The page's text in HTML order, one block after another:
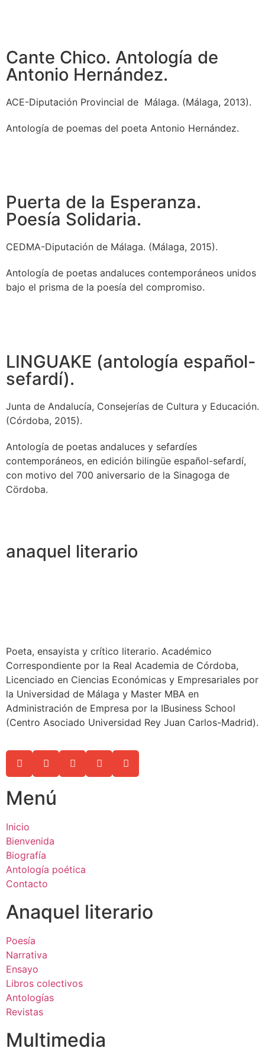
Cante Chico. Antología de
Antonio Hernández.
ACE-Diputación Provincial de Málaga. (Málaga, 2013).
Antología de poemas del poeta Antonio Hernández.
Puerta de la Esperanza.
Poesía Solidaria.
CEDMA-Diputación de Málaga. (Málaga, 2015).
Antología de poetas andaluces contemporáneos unidos
bajo el prisma de la poesía del compromiso.
LINGUAKE (antología español-
sefardí).
Junta de Andalucía, Consejerías de Cultura y Educación.
(Córdoba, 2015).
Antología de poetas andaluces y sefardíes
contemporáneos, en edición bilingüe español-sefardí,
con motivo del 700 aniversario de la Sinagoga de
Cördoba.
anaquel literario
Poeta, ensayista y crítico literario. Académico
Correspondiente por la Real Academia de Córdoba,
Licenciado en Ciencias Económicas y Empresariales por
la Universidad de Málaga y Master MBA en
Administración de Empresa por la IBusiness School
(Centro Asociado Universidad Rey Juan Carlos-Madrid).
Menú
Inicio
Bienvenida
Biografía
Antología poética
Contacto
Anaquel literario
Poesía
Narrativa
Ensayo
Libros colectivos
Antologías
Revistas
Multimedia